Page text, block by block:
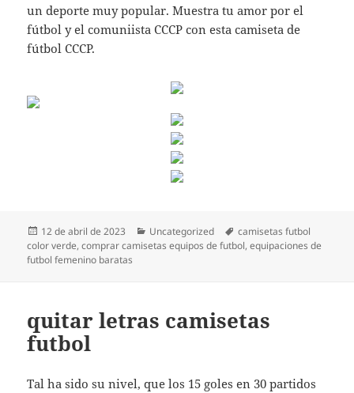
un deporte muy popular. Muestra tu amor por el
fútbol y el comuniista CCCP con esta camiseta de
fútbol CCCP.
Publicado
el
12 de abril de 2023 Categorías
Uncategorized Etiquetas
camisetas futbol
color verde,comprar camisetas equipos de futbol,equipaciones de
futbol femenino baratas
quitar letras camisetas
futbol
Tal ha sido su nivel, que los 15 goles en 30 partidos